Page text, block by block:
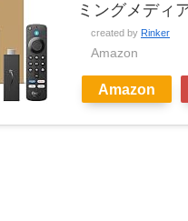
ミングメディ
created by Rinker
Amazon
Amazon